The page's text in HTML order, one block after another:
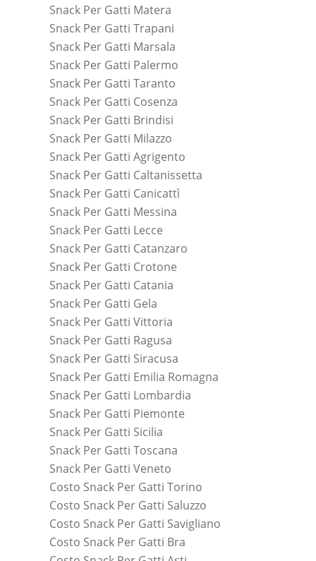
Snack Per Gatti Matera
Snack Per Gatti Trapani
Snack Per Gatti Marsala
Snack Per Gatti Palermo
Snack Per Gatti Taranto
Snack Per Gatti Cosenza
Snack Per Gatti Brindisi
Snack Per Gatti Milazzo
Snack Per Gatti Agrigento
Snack Per Gatti Caltanissetta
Snack Per Gatti Canicattì
Snack Per Gatti Messina
Snack Per Gatti Lecce
Snack Per Gatti Catanzaro
Snack Per Gatti Crotone
Snack Per Gatti Catania
Snack Per Gatti Gela
Snack Per Gatti Vittoria
Snack Per Gatti Ragusa
Snack Per Gatti Siracusa
Snack Per Gatti Emilia Romagna
Snack Per Gatti Lombardia
Snack Per Gatti Piemonte
Snack Per Gatti Sicilia
Snack Per Gatti Toscana
Snack Per Gatti Veneto
Costo Snack Per Gatti Torino
Costo Snack Per Gatti Saluzzo
Costo Snack Per Gatti Savigliano
Costo Snack Per Gatti Bra